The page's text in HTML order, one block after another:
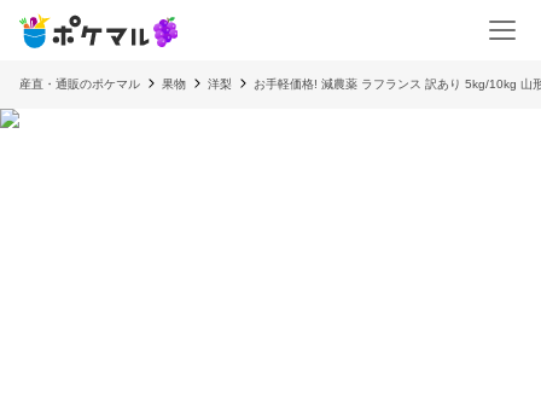
産直・通販のポケマル 果物 洋梨 お手軽価格! 減農薬 ラフランス 訳あり 5kg/10kg 山